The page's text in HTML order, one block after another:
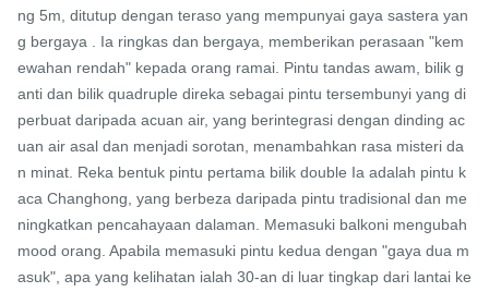
ng 5m, ditutup dengan teraso yang mempunyai gaya sastera yan
g bergaya . Ia ringkas dan bergaya, memberikan perasaan "kem
ewahan rendah" kepada orang ramai. Pintu tandas awam, bilik g
anti dan bilik quadruple direka sebagai pintu tersembunyi yang di
perbuat daripada acuan air, yang berintegrasi dengan dinding ac
uan air asal dan menjadi sorotan, menambahkan rasa misteri da
n minat. Reka bentuk pintu pertama bilik double Ia adalah pintu k
aca Changhong, yang berbeza daripada pintu tradisional dan me
ningkatkan pencahayaan dalaman. Memasuki balkoni mengubah
mood orang. Apabila memasuki pintu kedua dengan "gaya dua m
asuk", apa yang kelihatan ialah 30-an di luar tingkap dari lantai ke